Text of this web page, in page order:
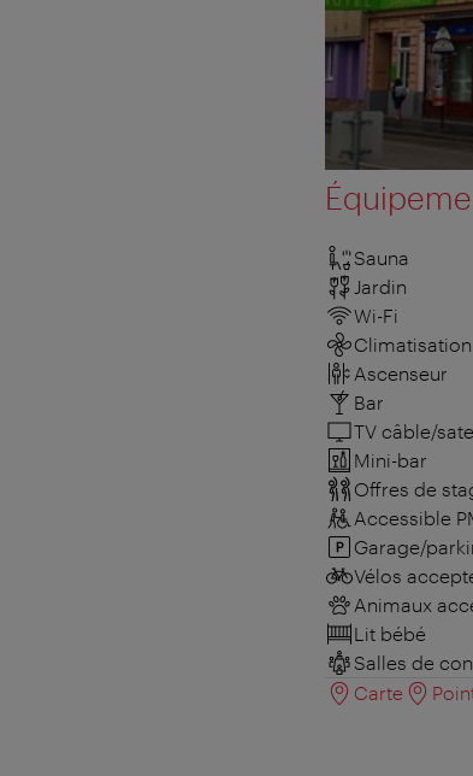
Sauna
Jardin
Wi-Fi
Climatisation
Ascenseur
Bar
TV câble/
Mini-bar
Offres de
Accessible
Garage/
Vélos
Animaux
Lit bébé
Salles de
Carte